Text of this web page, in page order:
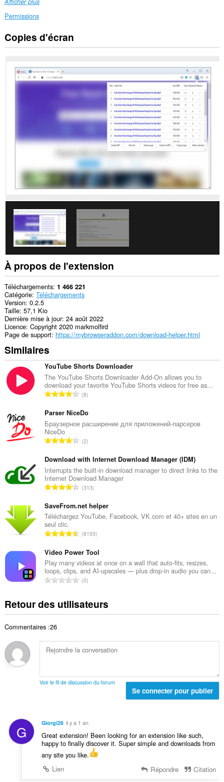
Permissions
Cette
extension
données
Copies d'écran
À propos de l'extension
Téléchargements 1 466 221
Catégorie Téléchargements
Version 0.2.5
Taille 57,1 Kio
Dernière mise à jour 24 août 2022
Licence Copyright 2020 markmolfird
Page de support https://mybrowseraddon.com/download-helper.html
Similaires
YouTube Shorts Downloader
The YouTube Shorts Downloader Add-On allows you to
download your favorite YouTube Shorts videos for free as...
N
m
b
e
o
t
a
d
e
o
e
s
:
8
Parser NiceDo
Браузерное расширение для приложений-парсеров
NiceDo
N
m
b
r
e
o
a
d
e
n
o
e
s
2
Download with Internet Download Manager (IDM)
Interrupts the built-in download manager to direct links to the
Internet Download Manager
N
m
b
e
o
t
a
e
n
e
s
313
SaveFrom.net helper
Téléchargez YouTube, Facebook, VK.com et 40+ sites en un
seul clic.
N
m
b
r
e
o
t
d
e
t
8193
Video Power Tool
Play many videos at once on a wall that auto-fits, resizes,
loops, clips, and AI-upscales — plus drop-in audio you can...
N
b
t
o
l
o
e
s
:
0
Retour des utilisateurs
Commentaires :26
Voir le fil de discussion du forum
Se connecter pour publier
G Giorgi26 il y a 1 an
Great extension! Been looking for an extension like such,
happy to finally discover it. Super simple and downloads from
any site you like.
Lien
Répondre Citation